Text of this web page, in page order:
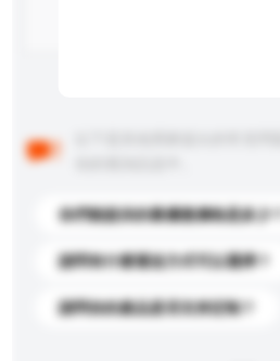
你們能提供的最優惠價格是多少？
請問有什麼運送方式可以選擇？
請問你的產品是否支持定制？